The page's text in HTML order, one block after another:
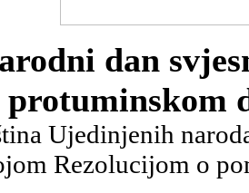
dan
protuminskom
Ujedinjenih
Rezolucijom o